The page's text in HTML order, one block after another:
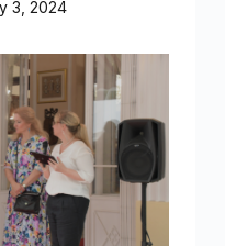
3, 2024